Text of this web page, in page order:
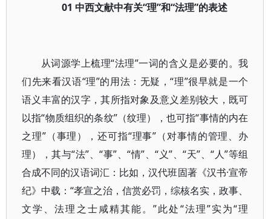
01 中西文献中有关“理”和“法理”的表述
从词源学上梳理“法理”一词的含义是必要的。我
们先来看汉语“理”的用法：无疑，“理”很早就是一个
语义丰富的汉字，其所指对象及意义差别较大，既可
以指“物质组织的条纹”（纹理），也可指“事情的内在
之理”（事理），还可指“理事”（对事情的管理、办
理），其与“法”、“事”、“情”、“义”、“天”、“人”等组
合成不同的汉语词汇：比如，汉代班固著《汉书·宣帝
纪》中载：“孝宣之治，信赏必罚，综核名实，政事、
文学、法理之士咸精其能。”此处“法理”实为“理